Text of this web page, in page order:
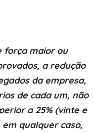
força maior ou
a redução
da empresa,
de cada um, não
a 25% (vinte e
qualquer caso,